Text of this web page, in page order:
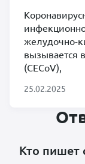
желудочно-
вызывается
(CECoV),
25.02.2025
Кто пишет